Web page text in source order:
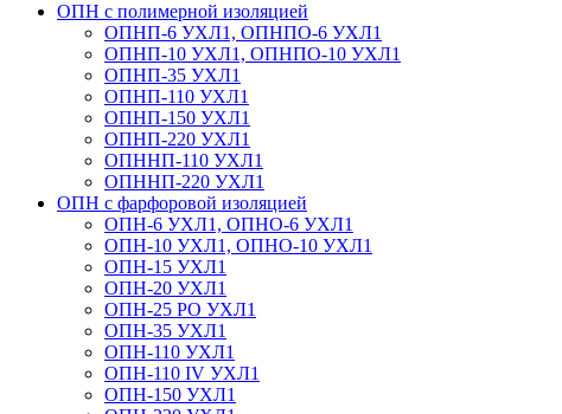
ОПН с полимерной изоляцией
ОПНП-6 УХЛ1, ОПНПО-6 УХЛ1
ОПНП-10 УХЛ1, ОПНПО-10 УХЛ1
ОПНП-35 УХЛ1
ОПНП-110 УХЛ1
ОПНП-150 УХЛ1
ОПНП-220 УХЛ1
ОПННП-110 УХЛ1
ОПННП-220 УХЛ1
ОПН с фарфоровой изоляцией
ОПН-6 УХЛ1, ОПНО-6 УХЛ1
ОПН-10 УХЛ1, ОПНО-10 УХЛ1
ОПН-15 УХЛ1
ОПН-20 УХЛ1
ОПН-25 РО УХЛ1
ОПН-35 УХЛ1
ОПН-110 УХЛ1
ОПН-110 IV УХЛ1
ОПН-150 УХЛ1